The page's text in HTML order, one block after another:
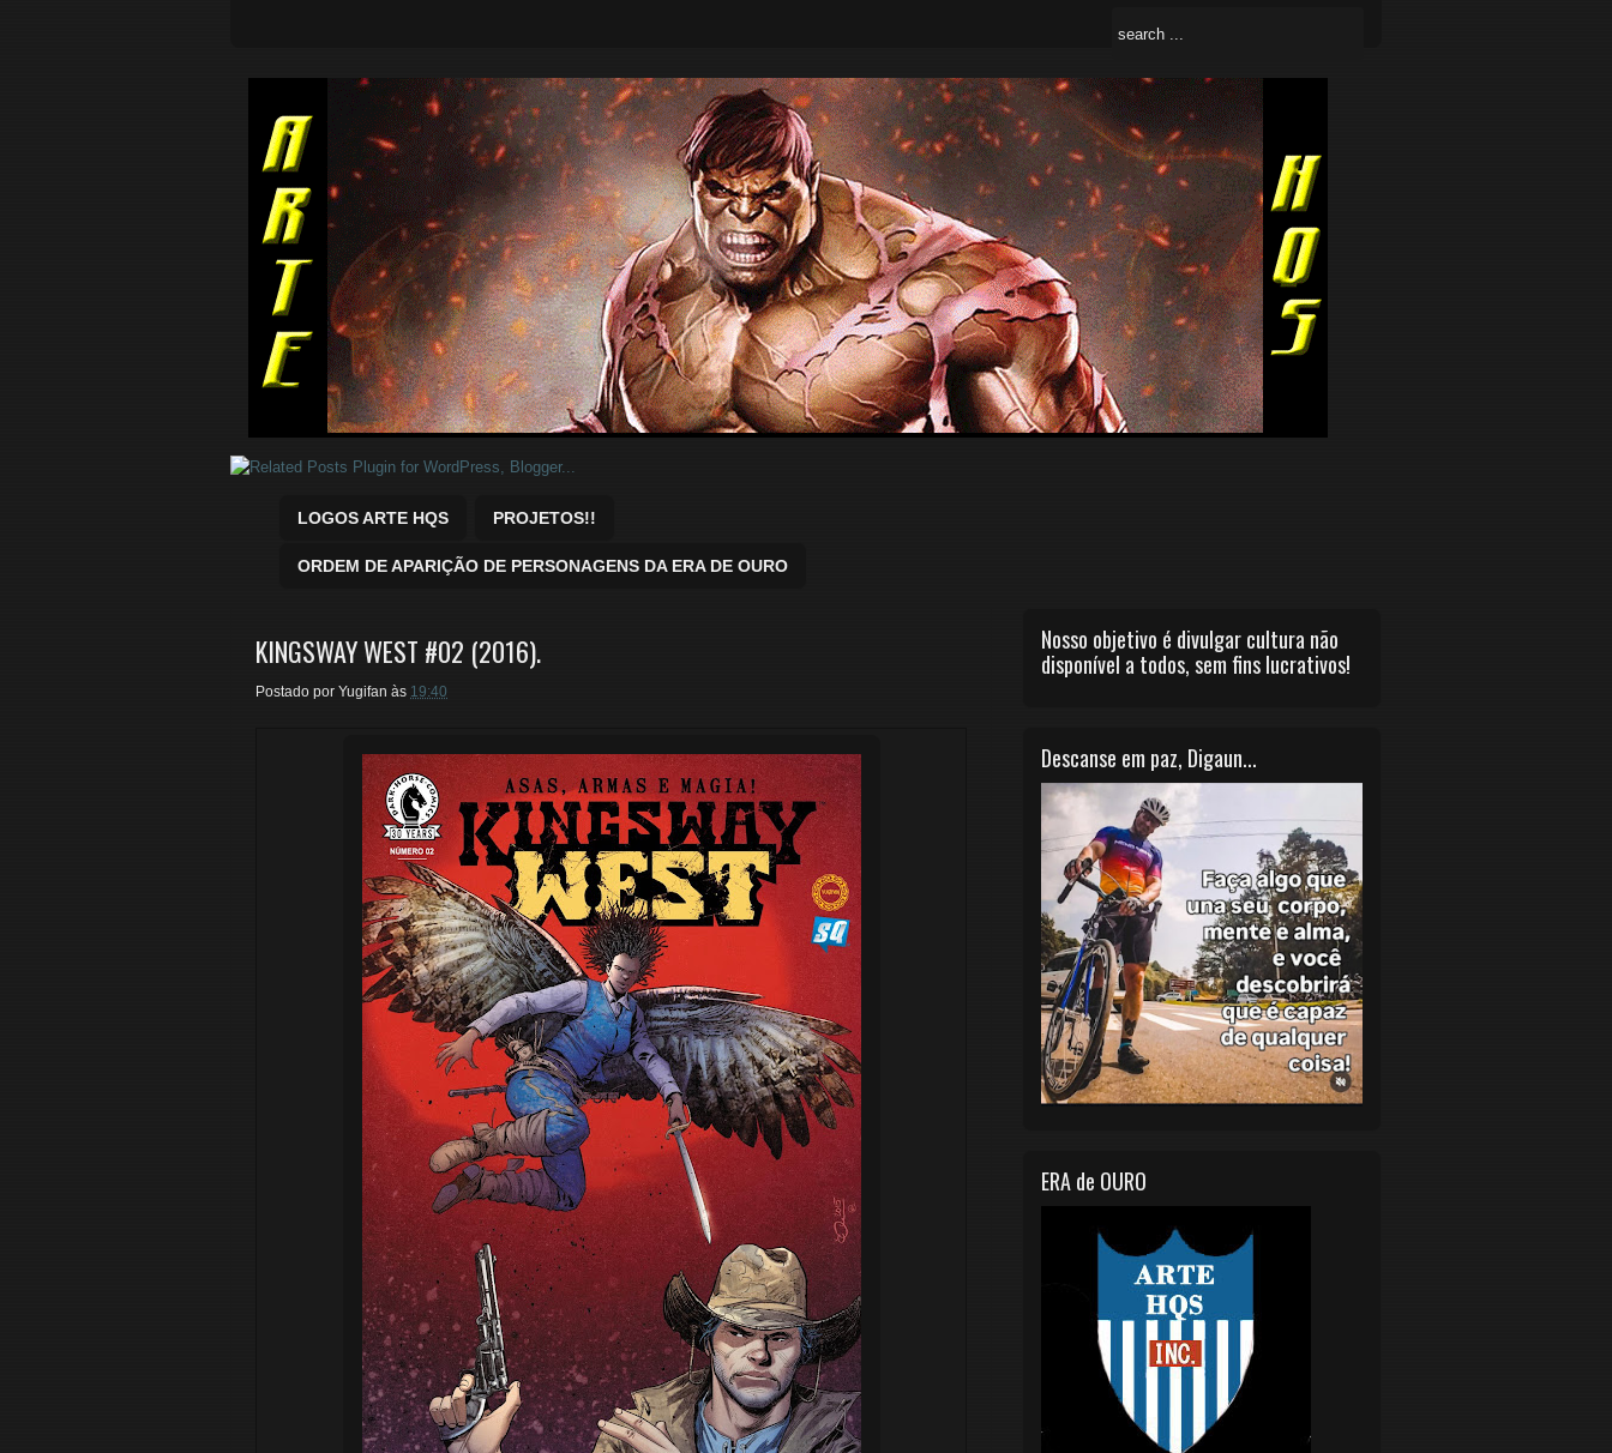
Quadrinhos Marvel e DC para baixar.
LOGOS ARTE HQS PROJETOS!!
ORDEM DE APARIÇÃO DE PERSONAGENS DA ERA DE OURO
KINGSWAY WEST #02 (2016).
Postado por Yugifan às 19:40
Nosso objetivo é divulgar cultura não
disponível a todos, sem fins lucrativos!
Descanse em paz, Digaun...
ERA de OURO